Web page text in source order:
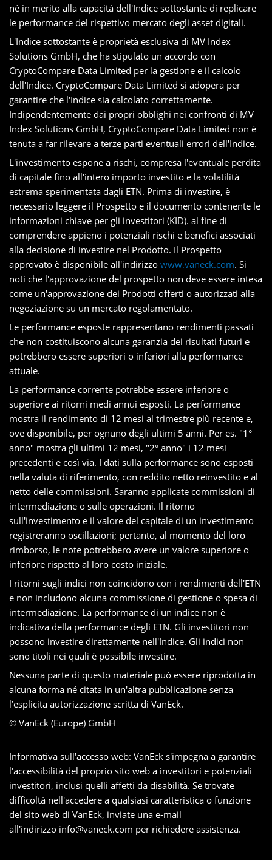
né in merito alla capacità dell'Indice sottostante di replicare
le performance del rispettivo mercato degli asset digitali.
L'Indice sottostante è proprietà esclusiva di MV Index
Solutions GmbH, che ha stipulato un accordo con
CryptoCompare Data Limited per la gestione e il calcolo
dell'Indice. CryptoCompare Data Limited si adopera per
garantire che l'Indice sia calcolato correttamente.
Indipendentemente dai propri obblighi nei confronti di MV
Index Solutions GmbH, CryptoCompare Data Limited non è
tenuta a far rilevare a terze parti eventuali errori dell'Indice.
L'investimento espone a rischi, compresa l'eventuale perdita
di capitale fino all'intero importo investito e la volatilità
estrema sperimentata dagli ETN. Prima di investire, è
necessario leggere il Prospetto e il documento contenente le
informazioni chiave per gli investitori (KID). al fine di
comprendere appieno i potenziali rischi e benefici associati
alla decisione di investire nel Prodotto. Il Prospetto
approvato è disponibile all'indirizzo www.vaneck.com. Si
noti che l'approvazione del prospetto non deve essere intesa
come un'approvazione dei Prodotti offerti o autorizzati alla
negoziazione su un mercato regolamentato.
Le performance esposte rappresentano rendimenti passati
che non costituiscono alcuna garanzia dei risultati futuri e
potrebbero essere superiori o inferiori alla performance
attuale.
La performance corrente potrebbe essere inferiore o
superiore ai ritorni medi annui esposti. La performance
mostra il rendimento di 12 mesi al trimestre più recente e,
ove disponibile, per ognuno degli ultimi 5 anni. Per es. "1°
anno" mostra gli ultimi 12 mesi, "2° anno" i 12 mesi
precedenti e così via. I dati sulla performance sono esposti
nella valuta di riferimento, con reddito netto reinvestito e al
netto delle commissioni. Saranno applicate commissioni di
intermediazione o sulle operazioni. Il ritorno
sull'investimento e il valore del capitale di un investimento
registreranno oscillazioni; pertanto, al momento del loro
rimborso, le note potrebbero avere un valore superiore o
inferiore rispetto al loro costo iniziale.
I ritorni sugli indici non coincidono con i rendimenti dell'ETN
e non includono alcuna commissione di gestione o spesa di
intermediazione. La performance di un indice non è
indicativa della performance degli ETN. Gli investitori non
possono investire direttamente nell'Indice. Gli indici non
sono titoli nei quali è possibile investire.
Nessuna parte di questo materiale può essere riprodotta in
alcuna forma né citata in un'altra pubblicazione senza
l’esplicita autorizzazione scritta di VanEck.
© VanEck (Europe) GmbH
Informativa sull'accesso web: VanEck s'impegna a garantire
l'accessibilità del proprio sito web a investitori e potenziali
investitori, inclusi quelli affetti da disabilità. Se trovate
difficoltà nell'accedere a qualsiasi caratteristica o funzione
del sito web di VanEck, inviate una e-mail
all'indirizzo info@vaneck.com per richiedere assistenza.